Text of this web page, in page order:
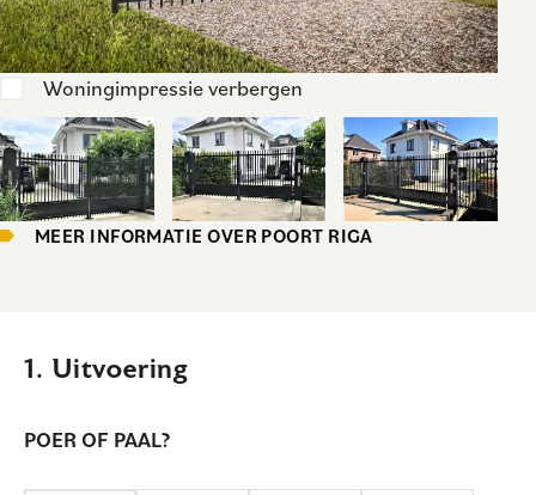
Woningimpressie verbergen
MEER INFORMATIE OVER POORT RIGA
1. Uitvoering
POER OF PAAL?